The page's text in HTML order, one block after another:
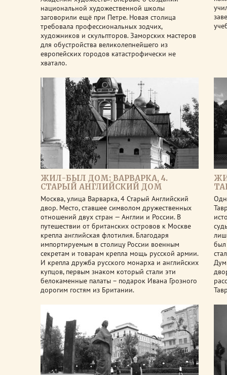
национальной художественной школы
заговорили ещё при Петре. Новая столица
требовала профессиональных зодчих,
художников и скульпторов. Заморских мастеров
для обустройства великолепнейшего из
европейских городов катастрофически не
хватало.
ЖИЛ-БЫЛ ДОМ: ВАРВАРКА, 4.
СТАРЫЙ АНГЛИЙСКИЙ ДОМ
Москва, улица Варварка, 4 Старый Английский
двор. Место, ставшее символом дружественных
отношений двух стран — Англии и России. В
путешествии от британских островов к Москве
крепла английская флотилия. Благодаря
импортируемым в столицу России военным
секретам и товарам крепла мощь русской армии.
И крепла дружба русского монарха и английских
купцов, первым знаком который стали эти
белокаменные палаты – подарок Ивана Грозного
дорогим гостям из Британии.